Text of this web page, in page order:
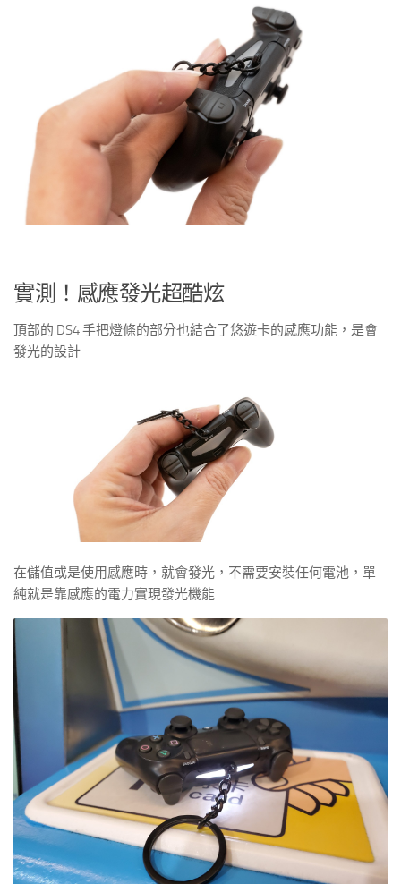
實測！感應發光超酷炫
頂部的 DS4 手把燈條的部分也結合了悠遊卡的感應功能，是會
發光的設計
在儲值或是使用感應時，就會發光，不需要安裝任何電池，單
純就是靠感應的電力實現發光機能